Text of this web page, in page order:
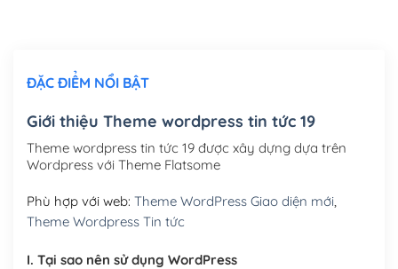
Mua thêm Host + Tên miền
Tên miền quốc tế .com .net .org (1 năm)
Tên miền Việt Nam .vn (1 năm)(+550,000₫)
Hosting 3GB SSD (1 năm)
Hosting 5GB SSD (1 năm)
ĐẶC ĐIỂM NỔI BẬT
Giới thiệu Theme wordpress tin tức 19
Theme wordpress tin tức 19 được xây dựng dựa trên
Wordpress với Theme Flatsome
Phù hợp với web: Theme WordPress Giao diện mới,
Theme Wordpress Tin tức
I. Tại sao nên sử dụng WordPress